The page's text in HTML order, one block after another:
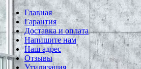
Главная
Гарантия
Доставка и оплата
Напишите нам
Наш адрес
Отзывы
Утилизация